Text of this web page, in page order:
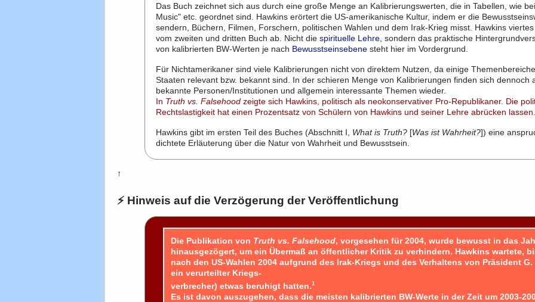
Das Buch zeichnet sich aus durch eine große Menge an Kalibrierungswerten, die in Tabellen, wie
Music" etc. geordnet sind. Hawkins erörtert die US-amerikanische Kultur, indem er die
sendern, Büchern, Filmen, Forschern, politischen Wahlen und dem Irak-Krieg misst. Hawkins
vom zweiten und dritten Buch ab. Nicht diespirituelle Lehre , sondern das praktische
von kalibrierten BW-Werten je nach Bewusstseinsebene steht hier im Vordergrund.
Für Nichtamerikaner sind viele Kalibrierungen nicht von direktem Nutzen, da einige
Staaten relevant bzw. bekannt sind. In der schieren Menge von Kalibrierungen finden sich dennoch
bekannte Personen/Institutionen und allgemein interessante Themen wieder.
In Truth vs. Falsehood zeigte sich Hawkins, politisch als neokonservativer Pro-Republikaner. Die
Rechtslastigkeit hat einen Prozentsatz von Schülern von Hawkins und seiner Lehre abrücken lassen.
Hawkins gibt im ersten Teil des Buches (Abschnitt I, What is Truth? [Was ist Wahrheit?]) eine
dichtete Erläuterung über die Natur von Wahrheit und Bewusstsein.
↑
⚡ Hinweis auf die Verzögerung der Veröffentlichung
Die Publikation von Truth vs. Falsehood, vorgesehen für 2004, wurde bewusst in das
hinausgezögert, um ein Übermaß an öffentlicher Kritik zu verhindern. Hawkins wartete,
nach den US-Wahlen 2004 aufgrund des Irak-Kriegs und des Verhaltens von Präsident G.
ein verurteilter Kriegs-
verbrecher) etwas beruhigt hatten.1
Es ist davon auszugehen, dass die meisten kalibrierten BW-Werte in der Zeit um 2003-